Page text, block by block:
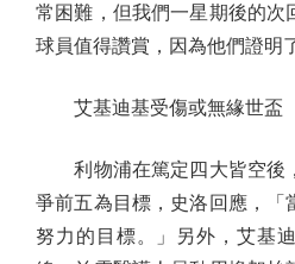
常困難，但我們一星期後的次
球員值得讚賞，因為他們證明
艾基迪基受傷或無緣世盃
利物浦在篤定四大皆空後
爭前五為目標，史洛回應，「
努力的目標。」另外，艾基